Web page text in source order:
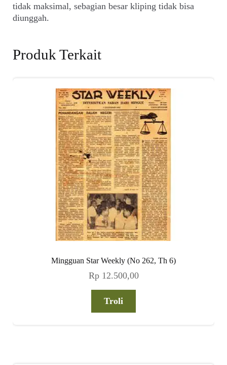
tidak maksimal, sebagian besar kliping tidak bisa
diunggah.
Produk Terkait
Mingguan Star Weekly (No 262, Th 6)
Rp12.500,00
Troli